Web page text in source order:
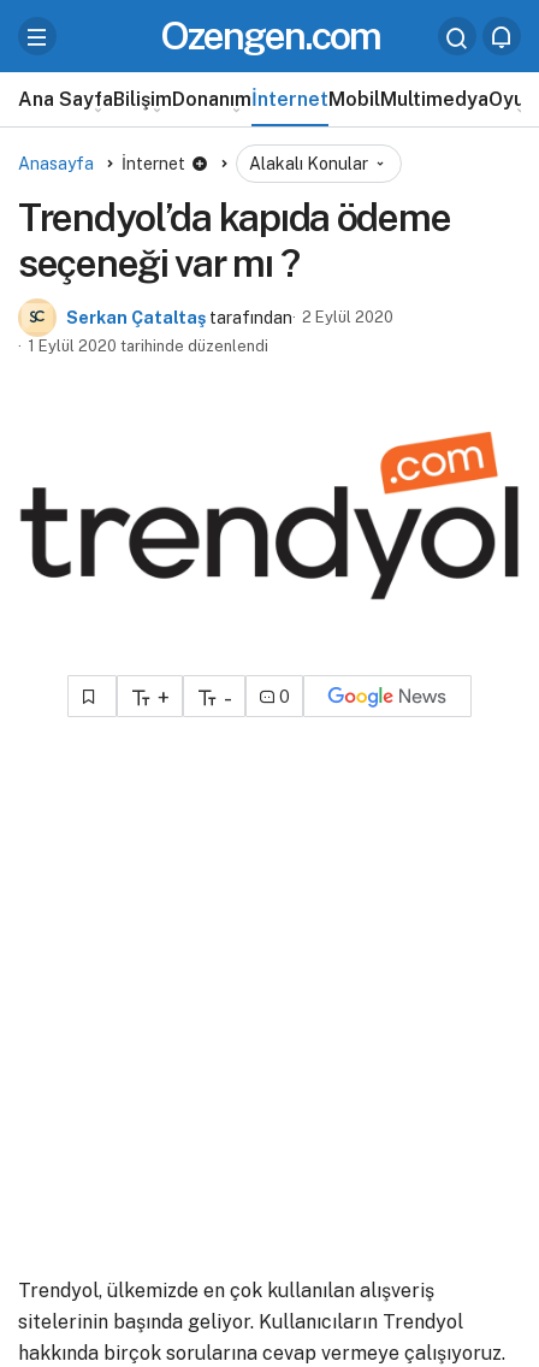
Ozengen.com
Ana SayfaBilişimDonanımİnternetMobilMultimedyaOyun
Anasayfa İnternet Alakalı Konular
Trendyol’da kapıda ödeme
seçeneği var mı ?
Serkan Çataltaş tarafından 2 Eylül 2020
1 Eylül 2020 tarihinde düzenlendi
+ - 0
Trendyol, ülkemizde en çok kullanılan alışveriş
sitelerinin başında geliyor. Kullanıcıların Trendyol
hakkında birçok sorularına cevap vermeye çalışıyoruz.